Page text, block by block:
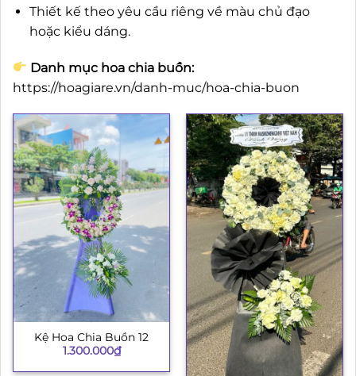
Thiết kế theo yêu cầu riêng về màu chủ đạo
hoặc kiểu dáng.
Danh mục hoa chia buồn:
https://hoagiare.vn/danh-muc/hoa-chia-buon
Kệ Hoa Chia Buồn 12
1.300.000₫